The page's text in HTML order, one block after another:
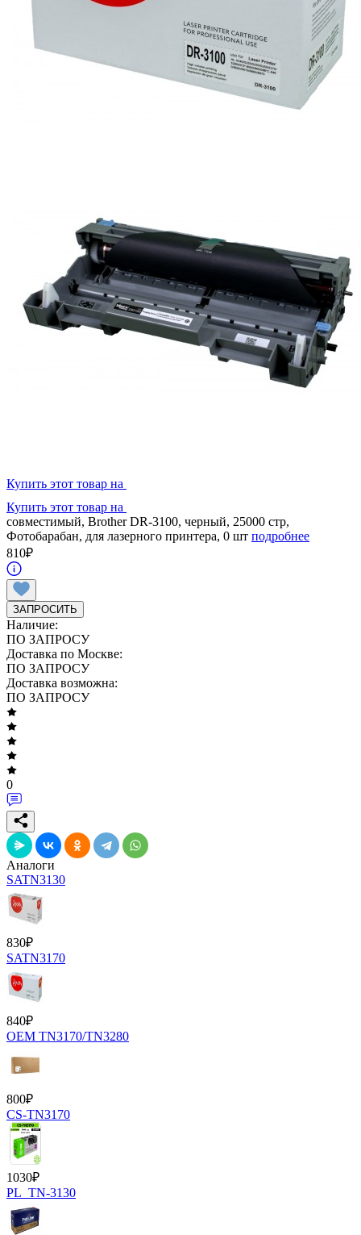
Купить этот товар на
Купить этот товар на
совместимый, Brother DR-3100, черный, 25000 стр,
Фотобарабан, для лазерного принтера, 0 шт подробнее
810₽
ЗАПРОСИТЬ
Наличие:
ПО ЗАПРОСУ
Доставка по Москве:
ПО ЗАПРОСУ
Доставка возможна:
ПО ЗАПРОСУ
0
Аналоги
SATN3130
830₽
SATN3170
840₽
OEM TN3170/TN3280
800₽
CS-TN3170
1030₽
PL_TN-3130